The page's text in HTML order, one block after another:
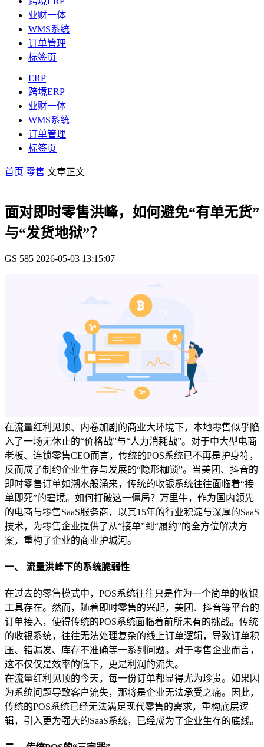
业财一体
WMS系统
订单管理
标签页
ERP
跨境ERP
业财一体
WMS系统
订单管理
标签页
首页 零售 文章正文
面对即时零售洪峰，如何避免“有单无货”
与“发货地狱”？
GS 585 2026-05-03 13:15:07
在流量红利见顶、内卷加剧的商业大环境下，本地零售似乎陷
入了一场无休止的“价格战”与“人力消耗战”。对于中大型电商
老板、连锁零售CEO而言，传统的POS系统已不再是护身符，
反而成了制约企业生存与发展的“隐形枷锁”。当美团、抖音的
即时零售订单如潮水般涌来，传统的收银系统往往面临着“接
单即死”的窘境。如何打破这一僵局？万里牛，作为国内领先
的电商与零售SaaS服务商，以其15年的行业积淀与深厚的SaaS
技术，为零售企业提供了从“接单”到“履约”的全方位解决方
案，重构了企业的商业护城河。
一、 流量洪峰下的系统脆弱性
在过去的零售模式中，POS系统往往只是作为一个简单的收银
工具存在。然而，随着即时零售的兴起，美团、抖音等平台的
订单接入，使得传统的POS系统面临着前所未有的挑战。传统
的收银系统，往往无法处理复杂的线上订单逻辑，导致订单积
压、错漏发、库存不准确等一系列问题。对于零售企业而言，
这不仅仅是效率的低下，更是利润的流失。
在流量红利见顶的今天，每一份订单都显得尤为珍贵。如果因
为系统问题导致客户流失，那将是企业无法承受之痛。因此，
传统的POS系统已经无法满足现代零售的需求，重构底层逻
辑，引入更为强大的SaaS系统，已经成为了企业生存的底线。